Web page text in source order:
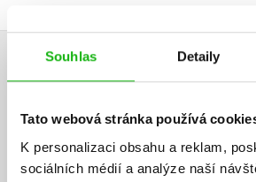
Souhlas Detaily
Tato webová stránka používá
K personalizaci obsahu a reklam,
sociálních médií a analýze naší
AUTOR KNIHY